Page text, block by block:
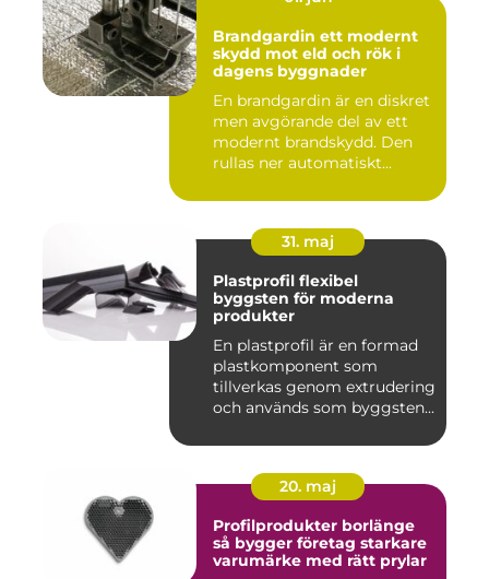
Brandgardin ett modernt
skydd mot eld och rök i
dagens byggnader
En brandgardin är en diskret
men avgörande del av ett
modernt brandskydd. Den
rullas ner automatiskt...
31. maj
Plastprofil flexibel
byggsten för moderna
produkter
En plastprofil är en formad
plastkomponent som
tillverkas genom extrudering
och används som byggsten...
20. maj
Profilprodukter borlänge
så bygger företag starkare
varumärke med rätt prylar